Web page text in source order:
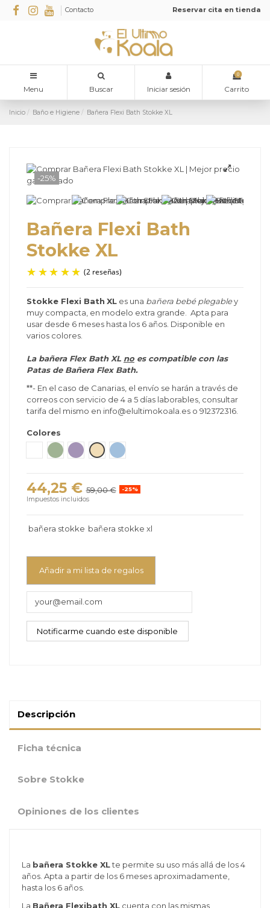
Contacto Reservar cita en tienda
Menu Buscar Iniciar sesión
0
Carrito
Inicio Baño e Higiene Bañera Flexi Bath Stokke XL
-25%
Bañera Flexi Bath
Stokke XL
(2 reseñas)
Stokke Flexi Bath XL es una bañera bebé plegabley
muy compacta, en modelo extra grande. Apta para
usar desde 6 meses hasta los 6 años. Disponible en
varios colores.
La bañera Flex Bath XL no es compatible con las
Patas de Bañera Flex Bath.
**- En el caso de Canarias, el envío se harán a través de
correos con servicio de 4 a 5 días laborables, consultar
tarifa del mismo en info@elultimokoala.es o 912372316.
Colores
Blanco - GrisTransparente - Verde
LavandaSandy BeigeAzul Océano
44,25 € 59,00 € -25%
Impuestos incluidos
bañera stokke bañera stokke xl
Añadir a mi lista de regalos
Descripción
Ficha técnica
Sobre Stokke
Opiniones de los clientes
La bañera Stokke XLte permite su uso más allá de los 4
años. Apta a partir de los 6 meses aproximadamente,
hasta los 6 años.
La Bañera Flexibath XLcuenta con las mismas